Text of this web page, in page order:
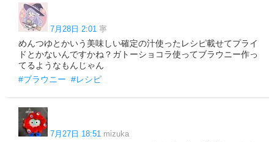
7月28日 2:01 寧
めんつゆとかいう美味しい確定の汁使ったレシピ載せてプライ
ドとかないんですかね？ガトーショコラ使ってブラウニー作っ
てるようなもんじゃん
#ブラウニー #レシピ
7月27日 18:51 mizuka